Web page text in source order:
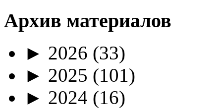
Архив материалов
► 2026 (33)
► 2025 (101)
► 2024 (16)